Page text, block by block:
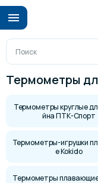
Термометры
Термометры круглые
йна ПТК-Спорт
Термометры-игрушки
е Kokido
Термометры